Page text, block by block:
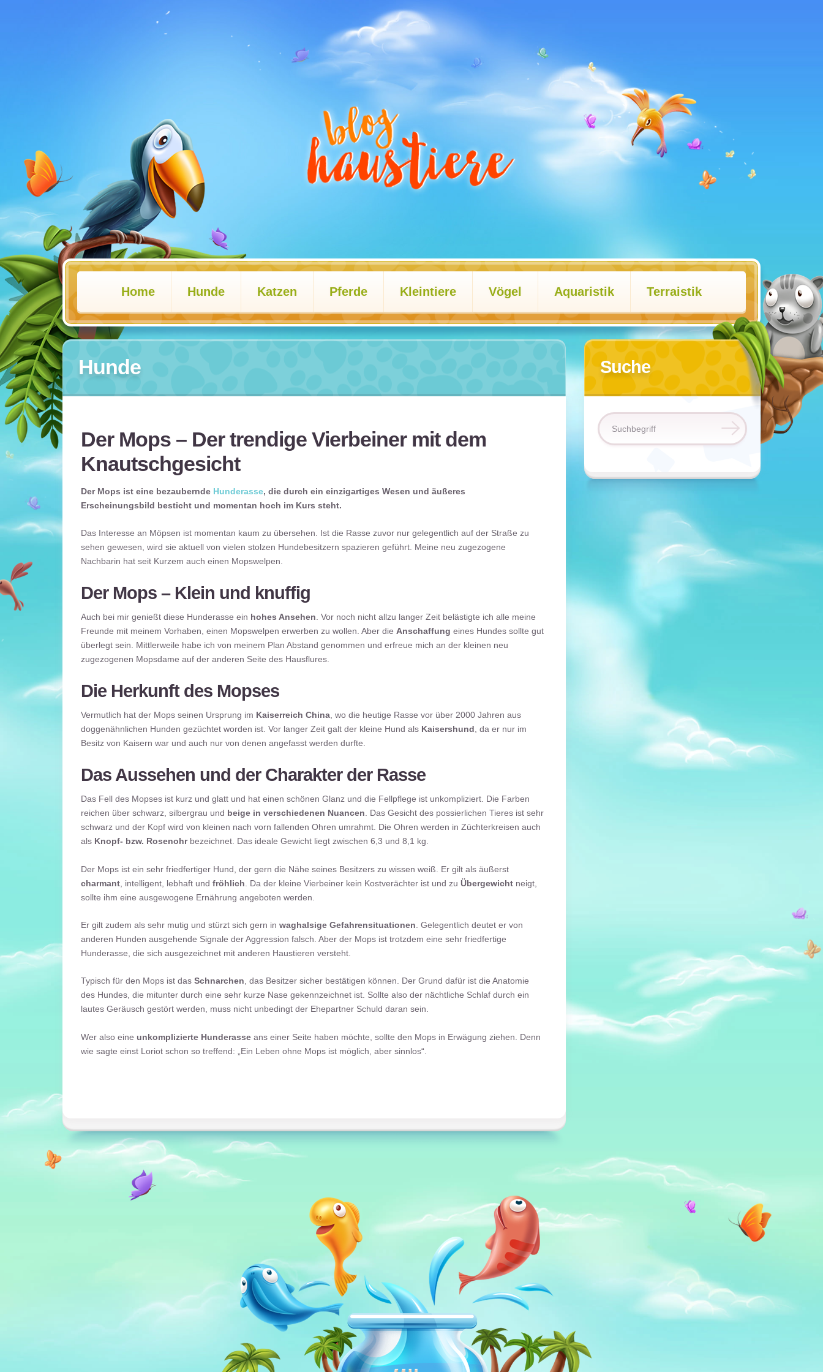
Home Hunde Katzen Pferde Kleintiere Vögel Aquaristik Terraistik
Hunde
Der Mops – Der trendige Vierbeiner mit dem
Knautschgesicht
Der Mops ist eine bezaubernde Hunderasse, die durch ein einzigartiges Wesen und äußeres
Erscheinungsbild besticht und momentan hoch im Kurs steht.
Das Interesse an Möpsen ist momentan kaum zu übersehen. Ist die Rasse zuvor nur gelegentlich auf der Straße zu
sehen gewesen, wird sie aktuell von vielen stolzen Hundebesitzern spazieren geführt. Meine neu zugezogene
Nachbarin hat seit Kurzem auch einen Mopswelpen.
Der Mops – Klein und knuffig
Auch bei mir genießt diese Hunderasse ein hohes Ansehen. Vor noch nicht allzu langer Zeit belästigte ich alle meine
Freunde mit meinem Vorhaben, einen Mopswelpen erwerben zu wollen. Aber die Anschaffung eines Hundes sollte gut
überlegt sein. Mittlerweile habe ich von meinem Plan Abstand genommen und erfreue mich an der kleinen neu
zugezogenen Mopsdame auf der anderen Seite des Hausflures.
Die Herkunft des Mopses
Vermutlich hat der Mops seinen Ursprung im Kaiserreich China, wo die heutige Rasse vor über 2000 Jahren aus
doggenähnlichen Hunden gezüchtet worden ist. Vor langer Zeit galt der kleine Hund als Kaisershund, da er nur im
Besitz von Kaisern war und auch nur von denen angefasst werden durfte.
Das Aussehen und der Charakter der Rasse
Das Fell des Mopses ist kurz und glatt und hat einen schönen Glanz und die Fellpflege ist unkompliziert. Die Farben
reichen über schwarz, silbergrau und beige in verschiedenen Nuancen . Das Gesicht des possierlichen Tieres ist sehr
schwarz und der Kopf wird von kleinen nach vorn fallenden Ohren umrahmt. Die Ohren werden in Züchterkreisen auch
als Knopf- bzw. Rosenohr bezeichnet. Das ideale Gewicht liegt zwischen 6,3 und 8,1 kg.
Der Mops ist ein sehr friedfertiger Hund, der gern die Nähe seines Besitzers zu wissen weiß. Er gilt als äußerst
charmant , intelligent, lebhaft und fröhlich . Da der kleine Vierbeiner kein Kostverächter ist und zu Übergewicht neigt,
sollte ihm eine ausgewogene Ernährung angeboten werden.
Er gilt zudem als sehr mutig und stürzt sich gern in waghalsige Gefahrensituationen . Gelegentlich deutet er von
anderen Hunden ausgehende Signale der Aggression falsch. Aber der Mops ist trotzdem eine sehr friedfertige
Hunderasse, die sich ausgezeichnet mit anderen Haustieren versteht.
Typisch für den Mops ist das Schnarchen, das Besitzer sicher bestätigen können. Der Grund dafür ist die Anatomie
des Hundes, die mitunter durch eine sehr kurze Nase gekennzeichnet ist. Sollte also der nächtliche Schlaf durch ein
lautes Geräusch gestört werden, muss nicht unbedingt der Ehepartner Schuld daran sein.
Wer also eine unkomplizierte Hunderasse ans einer Seite haben möchte, sollte den Mops in Erwägung ziehen. Denn
wie sagte einst Loriot schon so treffend: „Ein Leben ohne Mops ist möglich, aber sinnlos“.
Suche